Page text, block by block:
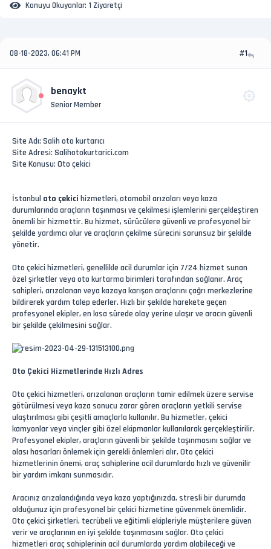
Konuyu Okuyanlar: 1 Ziyaretçi
08-18-2023, 06:41 PM #1
benaykt
Senior Member
Site Adı: Salih oto kurtarıcı
Site Adresi: Salihotokurtarici.com
Site Konusu: Oto çekici
İstanbul oto çekici hizmetleri, otomobil arızaları veya kaza
durumlarında araçların taşınması ve çekilmesi işlemlerini gerçekleştiren
önemli bir hizmettir. Bu hizmet, sürücülere güvenli ve profesyonel bir
şekilde yardımcı olur ve araçların çekilme sürecini sorunsuz bir şekilde
yönetir.
Oto çekici hizmetleri, genellikle acil durumlar için 7/24 hizmet sunan
özel şirketler veya oto kurtarma birimleri tarafından sağlanır. Araç
sahipleri, arızalanan veya kazaya karışan araçlarını çağrı merkezlerine
bildirerek yardım talep ederler. Hızlı bir şekilde harekete geçen
profesyonel ekipler, en kısa sürede olay yerine ulaşır ve aracın güvenli
bir şekilde çekilmesini sağlar.
Oto Çekici Hizmetlerinde Hızlı Adres
Oto çekici hizmetleri, arızalanan araçların tamir edilmek üzere servise
götürülmesi veya kaza sonucu zarar gören araçların yetkili servise
ulaştırılması gibi çeşitli amaçlarla kullanılır. Bu hizmetler, çekici
kamyonlar veya vinçler gibi özel ekipmanlar kullanılarak gerçekleştirilir.
Profesyonel ekipler, araçların güvenli bir şekilde taşınmasını sağlar ve
olası hasarları önlemek için gerekli önlemleri alır. Oto çekici
hizmetlerinin önemi, araç sahiplerine acil durumlarda hızlı ve güvenilir
bir yardım imkanı sunmasıdır.
Aracınız arızalandığında veya kaza yaptığınızda, stresli bir durumda
olduğunuz için profesyonel bir çekici hizmetine güvenmek önemlidir.
Oto çekici şirketleri, tecrübeli ve eğitimli ekipleriyle müşterilere güven
verir ve araçlarının en iyi şekilde taşınmasını sağlar. Oto çekici
hizmetleri araç sahiplerinin acil durumlarda yardım alabileceği ve